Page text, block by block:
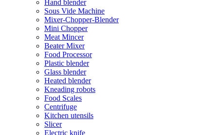
Hand blender
Sous Vide Machine
Mixer-Chopper-Blender
Mini Chopper
Meat Mincer
Beater Mixer
Food Processor
Plastic blender
Glass blender
Heated blender
Kneading robots
Food Scales
Centrifuge
Kitchen utensils
Slicer
Electric knife